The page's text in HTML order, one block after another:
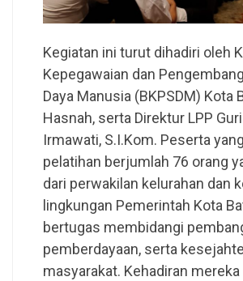
Kegiatan ini turut dihadiri oleh
Kepegawaian dan
Daya Manusia (BKPSDM) Kota
Hasnah, serta Direktur LPP
Irmawati, S.I.Kom. Peserta
pelatihan berjumlah 76 orang
dari perwakilan kelurahan dan
lingkungan Pemerintah Kota
bertugas membidangi
pemberdayaan, serta
masyarakat. Kehadiran